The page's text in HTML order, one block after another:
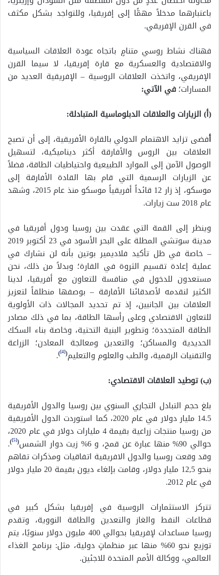
باعتبارهما مدخلاً مهمًّا إلى إفريقيا، وللتواجد بشكل مكثف
في القرن الإفريقي.
فهناك نشاط روسي متنامٍ باتجاه عودة العلاقات السياسية
والاقتصادية والعسكرية مع قارة إفريقيا، لا سيما القرن
الإفريقي، واتخذت العلاقات الروسية – الإفريقية العديد من
المسارات؛في الآتي:
(أ) الزيارات والعلاقات الدبلوماسية المتبادلة:
أفضى تزايد الاهتمام الدولي بالقارة الأفريقية، إلى أن تصبح
العلاقات بين الروس والأفارقة أکثر ديناميكية، لتسهيل
الوصول الآمن إلى الموارد الطبيعية واحتياطيات الطاقة، فضلاً
عن الزيارات الرسمية التي قام بها القادة الأفارقة إلى
موسكو، إذ زار 12 قائداً أفريقياً موسكو منذ عام 2015، وشهد
عام 2018 ست زيارات.
وينظر إلى القمة التي عقدت بين روسيا ودول أفريقيا في
مدينة سوتشي المطلة على البحر الأسود في 23 أكتوبر 2019
– خاصة في ظل تأكيد فلاديمير بوتين بأنه لن نشارك في
عملية إعادة تقسيم الثروة في القارة؛ وبدلاً من ذلك، نحن
مستعدون للدخول في منافسة للتعاون مع أفريقيا، لدينا
الكثير لنقدمه لأصدقائنا الأفارقة – بوصفها منطلقاً لتعزيز
العلاقات بين الجانبين، إذ تم تحديد المجالات ذات الأولوية
للتعاون الاقتصادي وعلى رأسها الطاقة، بما في ذلك مصادر
الطاقة المتجددة؛ وتطوير البنية التحتية، وخاصة بناء السكك
الحديدية والمساكن؛ والتعدين ومعالجة المعادن؛ الزراعة
والتقنيات الرقمية، والطب والعلوم والتعليم(
[4]
)
.
(ب) توطيد العلاقات الاقتصادي:
بلغ حجم التبادل التجاري السنوي بين روسيا والدول الأفريقية
14.5 مليار دولار في عام 2020، كما استوردت الدول الأفريقية
من روسيا منتجات زراعية بقيمة 4 مليارات دولار في عام 2020،
حوالي 90% منها عبارة عن قمح، و 6% زيت دوار الشمس
(
[5]
)
.
وقد وقعت روسيا والدول الافريقية اتفاقيات ومذكرات تفاهم
بنحو 12,5 مليار دولار، وقامت بإلغاء ديون بقيمة 20 مليار دولار
في عام 2012.
تتركز الاستثمارات الروسية في إفريقيا بشكل كبير في
قطاعات النفط والغاز والتعدين والطاقة النووية، وتقدم
روسيا مساعدات لإفريقيا بحوالي 400 مليون دولار سنويًا، يتم
توزيع نحو 60% منها عبر منظماتٍ دولية، مثل: برنامج الغذاء
العالمي، ووكالة الأمم المتحدة للاجئين.